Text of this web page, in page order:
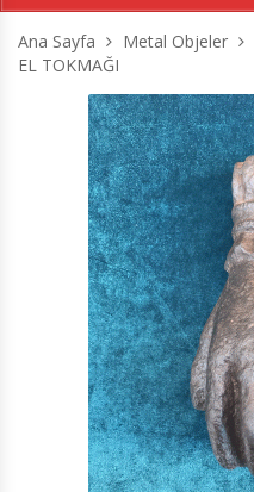
Ana Sayfa Metal Objeler
EL TOKMAĞI